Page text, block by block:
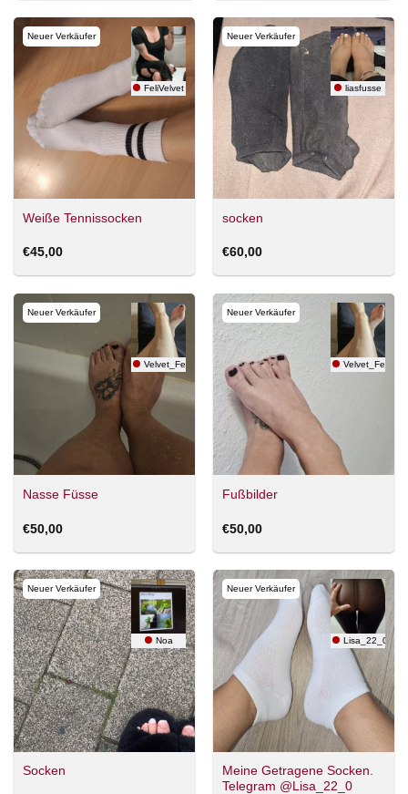
Neuer Verkäufer
FeliVelvet
Weiße Tennissocken
€45,00
Neuer Verkäufer
liasfusse
socken
€60,00
Neuer Verkäufer
Velvet_Feett
Nasse Füsse
€50,00
Neuer Verkäufer
Velvet_Feett
Fußbilder
€50,00
Neuer Verkäufer
Noa
Socken
Neuer Verkäufer
Lisa_22_0
Meine Getragene Socken.
Telegram @Lisa_22_0